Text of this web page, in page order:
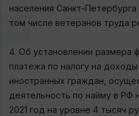
населения Санкт-
том числе ветеранов труда
4. Об установлении размера
платежа по налогу на
иностранных граждан,
деятельность по найму в РФ
2021 год на уровне 4 тысяч